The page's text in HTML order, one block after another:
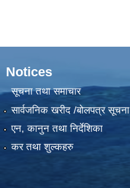
Notices
सूचना तथा समाचार
सार्वजनिक खरीद /बोलपत्र सूचना
एन, कानुन तथा निर्देशिका
कर तथा शुल्कहरु